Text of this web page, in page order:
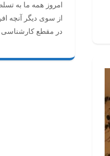
امروز همه ما به
از سوی دیگر آنچه
در مقطع کارشناسی